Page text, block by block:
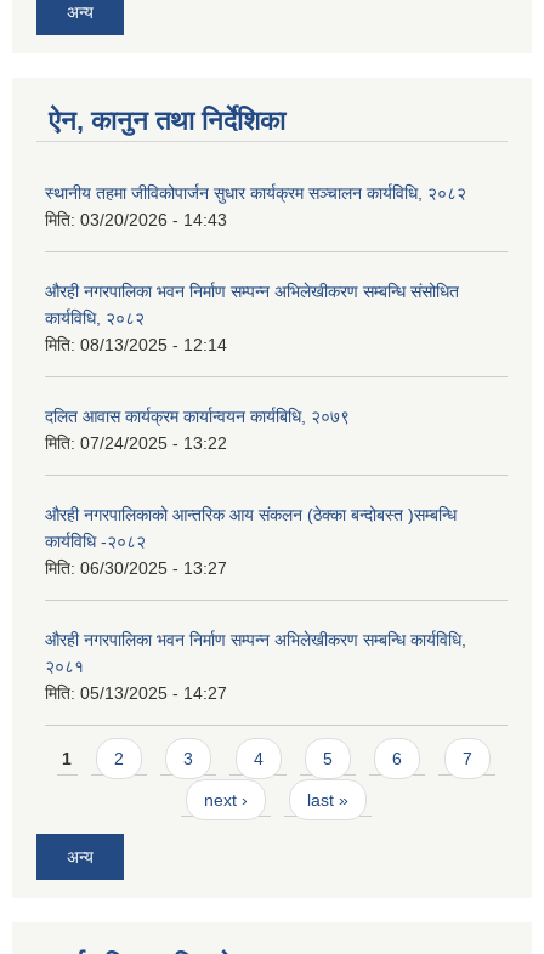
अन्य
ऐन, कानुन तथा निर्देशिका
स्थानीय तहमा जीविकोपार्जन सुधार कार्यक्रम सञ्चालन कार्यविधि, २०८२
मिति: 03/20/2026 - 14:43
औरही नगरपालिका भवन निर्माण सम्पन्न अभिलेखीकरण सम्बन्धि संसोधित
कार्यविधि, २०८२
मिति: 08/13/2025 - 12:14
दलित आवास कार्यक्रम कार्यान्वयन कार्यबिधि, २०७९
मिति: 07/24/2025 - 13:22
औरही नगरपालिकाको आन्तरिक आय संकलन (ठेक्का बन्दोबस्त )सम्बन्धि
कार्यविधि -२०८२
मिति: 06/30/2025 - 13:27
औरही नगरपालिका भवन निर्माण सम्पन्न अभिलेखीकरण सम्बन्धि कार्यविधि,
२०८१
मिति: 05/13/2025 - 14:27
Pages
1 2 3 4 5 6 7
next › last »
अन्य